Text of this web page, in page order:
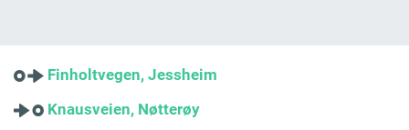
Finholtvegen, Jessheim
Knausveien, Nøtterøy